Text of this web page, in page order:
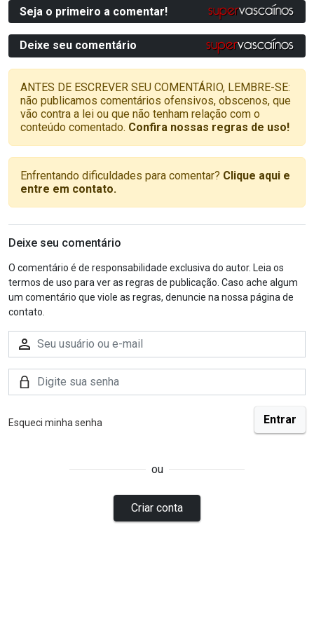
Seja o primeiro a comentar!
Deixe seu comentário
ANTES DE ESCREVER SEU COMENTÁRIO, LEMBRE-SE:
não publicamos comentários ofensivos, obscenos, que
vão contra a lei ou que não tenham relação com o
conteúdo comentado. Confira nossas regras de uso!
Enfrentando dificuldades para comentar? Clique aqui e
entre em contato.
Deixe seu comentário
O comentário é de responsabilidade exclusiva do autor. Leia os
termos de uso para ver as regras de publicação. Caso ache algum
um comentário que viole as regras, denuncie na nossa página de
contato.
Esqueci minha senha
ou
Criar conta